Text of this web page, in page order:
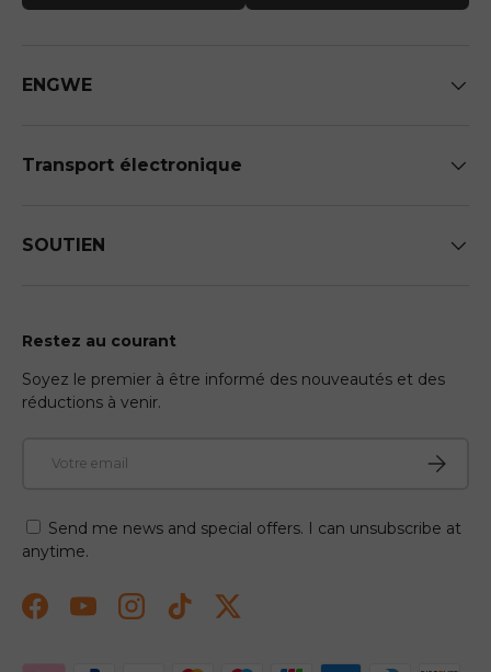
ENGWE
Transport électronique
SOUTIEN
Restez au courant
Soyez le premier à être informé des nouveautés et des
réductions à venir.
Send me news and special offers. I can unsubscribe at
anytime.
FacebookYouTubeInstagramTikTokTwitter